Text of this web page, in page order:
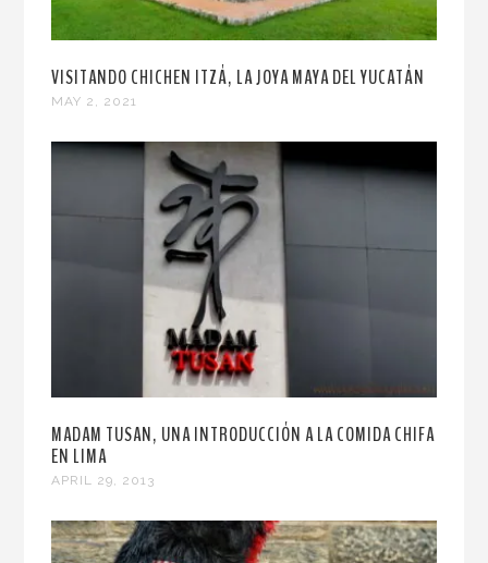
VISITANDO CHICHEN ITZÁ, LA JOYA MAYA DEL YUCATÁN
MAY 2, 2021
MADAM TUSAN, UNA INTRODUCCIÓN A LA COMIDA CHIFA
EN LIMA
APRIL 29, 2013